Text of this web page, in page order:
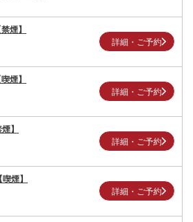
煙】
詳細・ご予約
煙】
詳細・ご予約
】
詳細・ご予約
煙】
詳細・ご予約